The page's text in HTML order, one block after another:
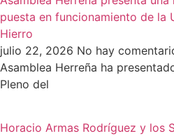
puesta en funcionamiento de la
Hierro
julio 22, 2026 No hay
Asamblea Herreña ha
Pleno del
Horacio Armas Rodríguez y los